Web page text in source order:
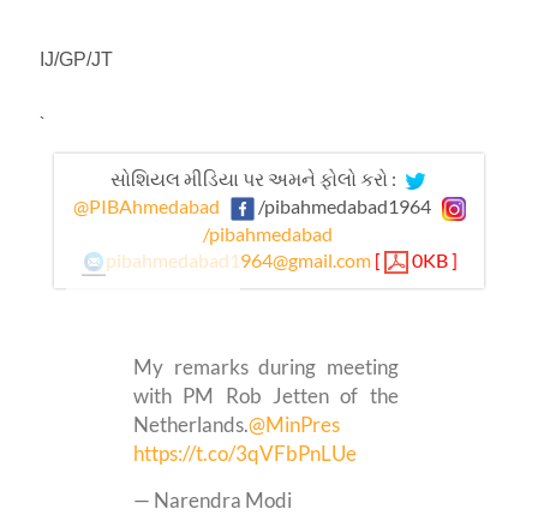
IJ/GP/JT
`
સોશિયલ મીડિયા પર અમને ફોલો કરો :
@PIBAhmedabad
/pibahmedabad1964
/pibahmedabad
pibahmedabad1964@gmail.com[ 0KB ]
My remarks during meeting
with PM Rob Jetten of the
Netherlands.@MinPres
https://t.co/3qVFbPnLUe
— Narendra Modi